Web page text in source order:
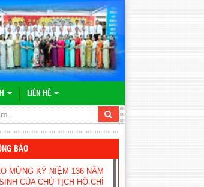
LIÊN HỆ
TH&THCS VĨNH BÌNH BẮC
BÁO
MỪNG KỶ NIỆM 136 NĂM
CỦA CHỦ TỊCH HỒ CHÍ